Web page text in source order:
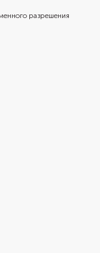
разрешения